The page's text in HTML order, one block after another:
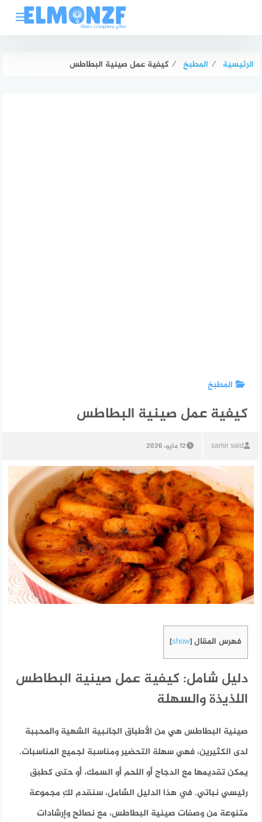
الرئيسية ⁄ المطبخ ⁄ كيفية عمل صينية البطاطس
المطبخ
كيفية عمل صينية البطاطس
samir said 12 مايو، 2026
فهرس المقال [
show
]
دليل شامل: كيفية عمل صينية البطاطس
اللذيذة والسهلة
صينية البطاطس هي من الأطباق الجانبية الشهية والمحببة
لدى الكثيرين، فهي سهلة التحضير ومناسبة لجميع المناسبات.
يمكن تقديمها مع الدجاج أو اللحم أو السمك، أو حتى كطبق
رئيسي نباتي. في هذا الدليل الشامل، سنقدم لكِ مجموعة
متنوعة من وصفات صينية البطاطس، مع نصائح وإرشادات